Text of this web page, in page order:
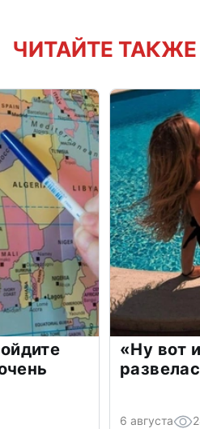
ЧИТАЙТЕ ТАКЖЕ
«Ну вот
6 августа